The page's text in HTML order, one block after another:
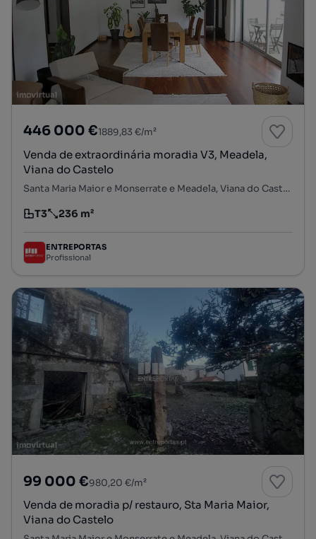
446 000 €1889,83 €/m²
Venda de extraordinária moradia V3, Meadela,
Viana do Castelo
Santa Maria Maior e Monserrate e Meadela, Viana do Castelo, Viana do Castelo
Tipologia
T3
Preço por metro quadrado
236 m²
ENTREPORTAS
Profissional
99 000 €980,20 €/m²
Venda de moradia p/ restauro, Sta Maria Maior,
Viana do Castelo